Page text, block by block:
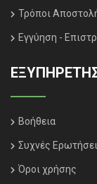
Τρόποι
Εγγύηση -
Βοήθεια
Συχνές
Όροι χρήσης